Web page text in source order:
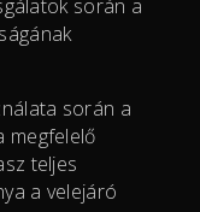
során a
során a
megfelelő
teljes
a velejáró